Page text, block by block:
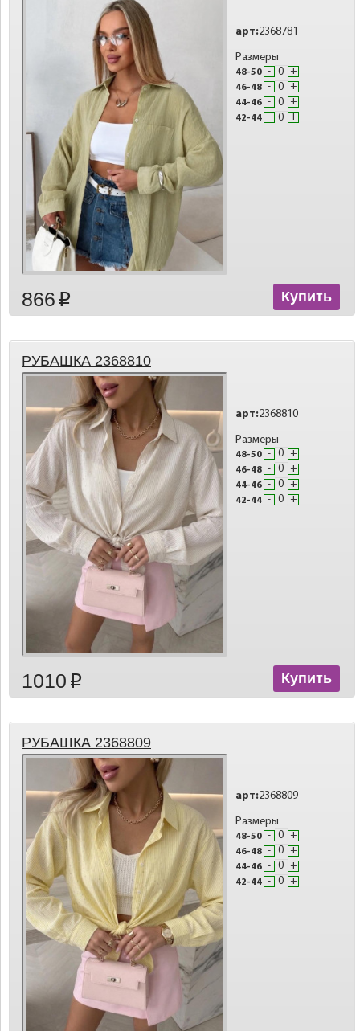
арт:2368781
Размеры
48-50 - +
46-48 - +
44-46 - +
42-44 - +
866 p Купить
РУБАШКА 2368810
арт:2368810
Размеры
48-50 - +
46-48 - +
44-46 - +
42-44 - +
1010 p Купить
РУБАШКА 2368809
арт:2368809
Размеры
48-50 - +
46-48 - +
44-46 - +
42-44 - +